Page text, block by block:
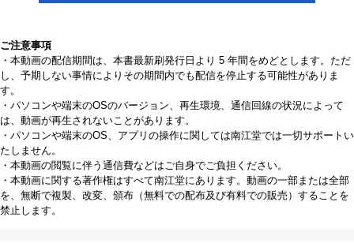
ご注意事項
・本動画の配信期間は、本書最新刷発行日より 5 年間をめどとします。ただ
し、予期しない事情によりその期間内でも配信を停止する可能性がありま
す。
・パソコンや端末のOSのバージョン、再生環境、通信回線の状況によって
は、動画が再生されないことがあります。
・パソコンや端末のOS、アプリの操作に関しては南江堂では一切サポートい
たしません。
・本動画の閲覧に伴う通信費などはご自身でご負担ください。
・本動画に関する著作権はすべて南江堂にあります。動画の一部または全部
を、無断で複製、改変、頒布（無料での配布及び有料での販売）することを
禁止します。